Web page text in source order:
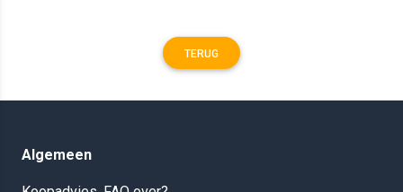
TERUG
Algemeen